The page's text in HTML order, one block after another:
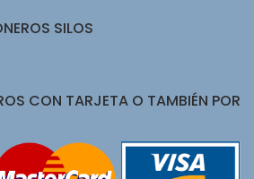
SILOS
CON TARJETA O TAMBIÉN POR